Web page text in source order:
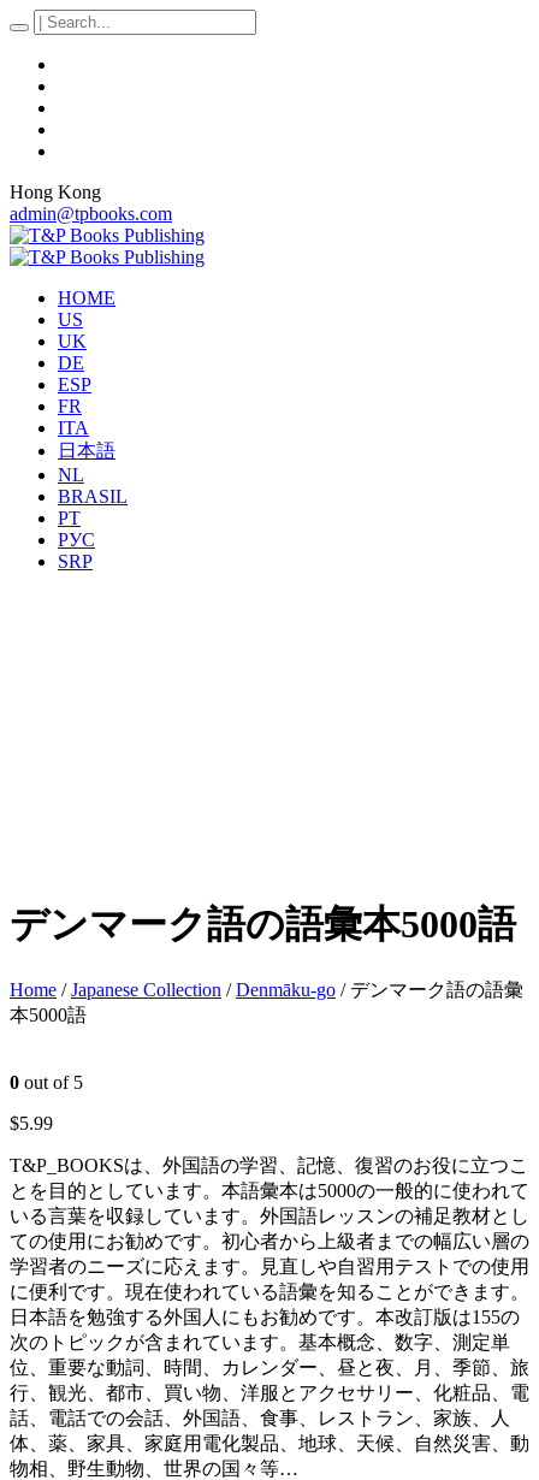
Hong Kong
admin@tpbooks.com
HOME
US
UK
DE
ESP
FR
ITA
日本語
NL
BRASIL
PT
РУС
SRP
デンマーク語の語彙本5000語
Home /Japanese Collection /Denmāku-go / デンマーク語の語彙
本5000語
0 out of 5
$5.99
T&P_BOOKSは、外国語の学習、記憶、復習のお役に立つこ
とを目的としています。本語彙本は5000の一般的に使われて
いる言葉を収録しています。外国語レッスンの補足教材とし
ての使用にお勧めです。初心者から上級者までの幅広い層の
学習者のニーズに応えます。見直しや自習用テストでの使用
に便利です。現在使われている語彙を知ることができます。
日本語を勉強する外国人にもお勧めです。本改訂版は155の
次のトピックが含まれています。基本概念、数字、測定単
位、重要な動詞、時間、カレンダー、昼と夜、月、季節、旅
行、観光、都市、買い物、洋服とアクセサリー、化粧品、電
話、電話での会話、外国語、食事、レストラン、家族、人
体、薬、家具、家庭用電化製品、地球、天候、自然災害、動
物相、野生動物、世界の国々等…